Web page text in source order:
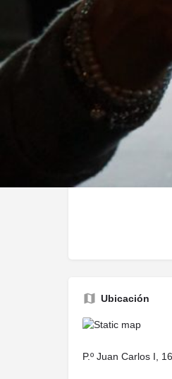
Ubicación
P.º Juan Carlos I,